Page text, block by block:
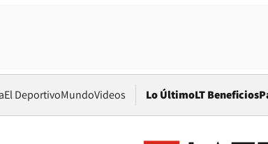
El DeportivoMundoVideos Lo ÚltimoLT Beneficios